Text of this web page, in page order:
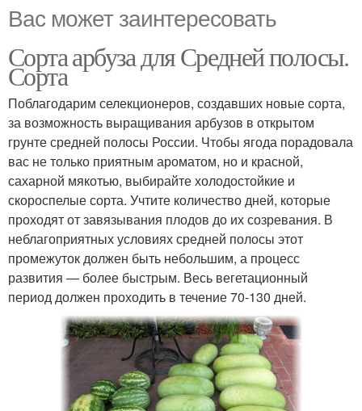
Вас может заинтересовать
Сорта арбуза для Средней полосы.
Сорта
Поблагодарим селекционеров, создавших новые сорта,
за возможность выращивания арбузов в открытом
грунте средней полосы России. Чтобы ягода порадовала
вас не только приятным ароматом, но и красной,
сахарной мякотью, выбирайте холодостойкие и
скороспелые сорта. Учтите количество дней, которые
проходят от завязывания плодов до их созревания. В
неблагоприятных условиях средней полосы этот
промежуток должен быть небольшим, а процесс
развития — более быстрым. Весь вегетационный
период должен проходить в течение 70-130 дней.